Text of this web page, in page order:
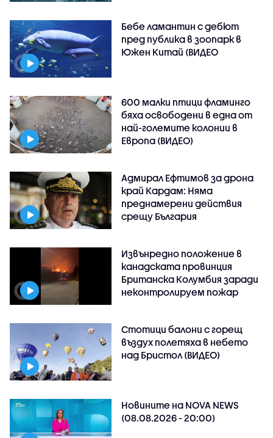
Бебе ламантин с дебют
пред публика в зоопарк в
Южен Китай (ВИДЕО
600 малки птици фламинго
бяха освободени в една от
най-големите колонии в
Европа (ВИДЕО)
Адмирал Ефтимов за дрона
край Кардам: Няма
преднамерени действия
срещу България
Извънредно положение в
канадската провинция
Британска Колумбия заради
неконтролируем пожар
Стотици балони с горещ
въздух полетяха в небето
над Бристол (ВИДЕО)
Новините на NOVA NEWS
(08.08.2026 - 20:00)